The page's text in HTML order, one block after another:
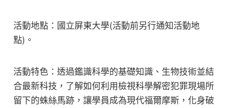
活動地點：國立屏東大學(活動前另行通知活動地
點)。
活動特色：透過鑑識科學的基礎知識、生物技術並結
合最新科技，了解如何利用檢視科學解密犯罪現場所
留下的蛛絲馬跡，讓學員成為現代福爾摩斯，化身破